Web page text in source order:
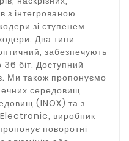
з інтегрованою
зі ступенем
Два типи
забезпечують
36 біт. Доступний
Ми також пропонуємо
середовищ
(INOX) та з
виробник
поворотні